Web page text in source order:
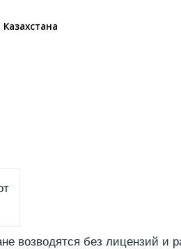
возводятся без лицензий и